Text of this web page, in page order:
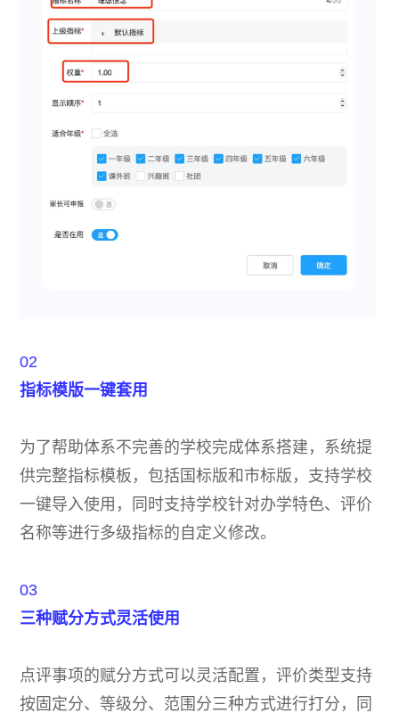
02
指标模版一键套用
为了帮助体系不完善的学校完成体系搭建，系统提
供完整指标模板，包括国标版和市标版，支持学校
一键导入使用，同时支持学校针对办学特色、评价
名称等进行多级指标的自定义修改。
03
三种赋分方式灵活使用
点评事项的赋分方式可以灵活配置，评价类型支持
按固定分、等级分、范围分三种方式进行打分，同